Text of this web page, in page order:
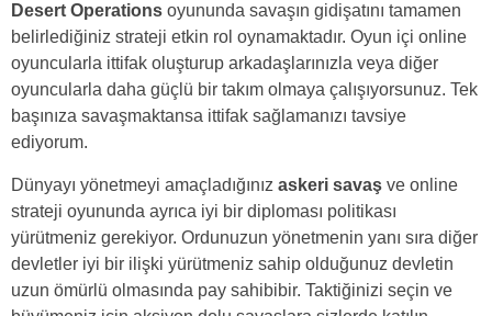
Desert Operations oyununda savaşın gidişatını tamamen
belirlediğiniz strateji etkin rol oynamaktadır. Oyun içi online
oyuncularla ittifak oluşturup arkadaşlarınızla veya diğer
oyuncularla daha güçlü bir takım olmaya çalışıyorsunuz. Tek
başınıza savaşmaktansa ittifak sağlamanızı tavsiye
ediyorum.
Dünyayı yönetmeyi amaçladığınız askeri savaş ve online
strateji oyununda ayrıca iyi bir diploması politikası
yürütmeniz gerekiyor. Ordunuzun yönetmenin yanı sıra diğer
devletler iyi bir ilişki yürütmeniz sahip olduğunuz devletin
uzun ömürlü olmasında pay sahibibir. Taktiğinizi seçin ve